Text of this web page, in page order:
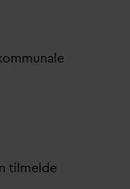
tilmelde